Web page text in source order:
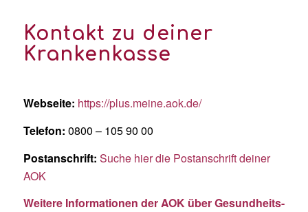
Kontakt zu deiner
Krankenkasse
Webseite: https://plus.meine.aok.de/
Telefon: 0800 – 105 90 00
Postanschrift: Suche hier die Postanschrift deiner
AOK
Weitere Informationen der AOK über Gesundheits-